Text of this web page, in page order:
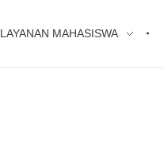
LAYANAN MAHASISWA